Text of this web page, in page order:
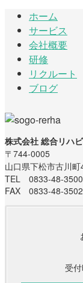
ホーム
サービス
会社概要
研修
リクルート
ブログ
株式会社 総合リハ
〒744-0005
山口県下松市古川
TEL 0833-48-3500
FAX 0833-48-3502
受